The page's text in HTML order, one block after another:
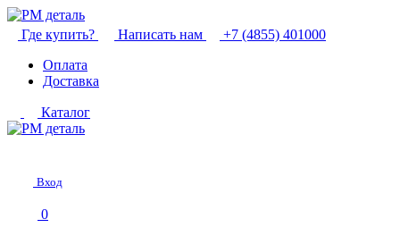
Где купить? Написать нам
+7 (4855) 401000
Оплата
Доставка
Каталог
Вход
0